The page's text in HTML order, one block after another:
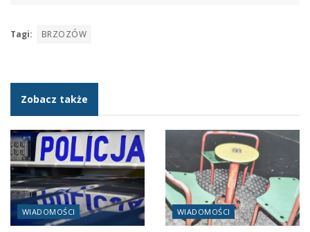
Tagi: BRZOZÓW
Zobacz także
WIADOMOŚCI WIADOMOŚCI